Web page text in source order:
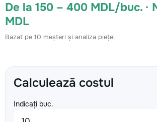
De la 150 – 400 MDL/buc. ·
MDL
Bazat pe 10 meșteri și analiza pieței
Calculează costul
Indicați buc.